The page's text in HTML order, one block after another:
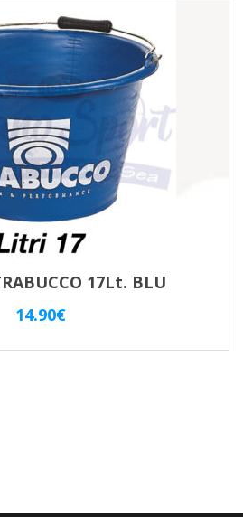
17Lt. BLU
14.90€